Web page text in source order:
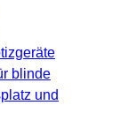
blinde
und